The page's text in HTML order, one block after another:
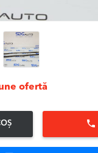
ofertă